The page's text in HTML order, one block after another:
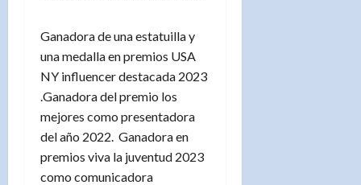
Ganadora de una estatuilla y
una medalla en premios USA
NY influencer destacada 2023
.Ganadora del premio los
mejores como presentadora
del año 2022. Ganadora en
premios viva la juventud 2023
como comunicadora